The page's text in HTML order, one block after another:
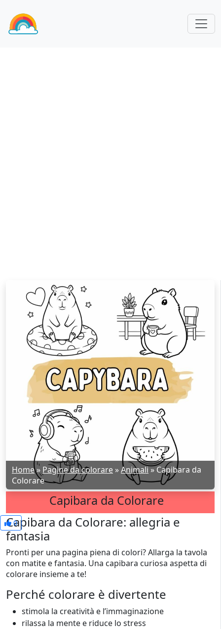
Home» Pagine da colorare »Animali»Capibara da
Colorare
Capibara da Colorare
0
Capibara da Colorare: allegria e
fantasia
Pronti per una pagina piena di colori? Allarga la tavola
con matite e fantasia. Una capibara curiosa aspetta di
colorare insieme a te!
Perché colorare è divertente
stimola la creatività e l’immaginazione
rilassa la mente e riduce lo stress